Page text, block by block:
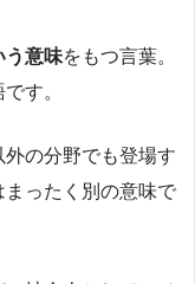
う意味をもつ言葉。
す。
の分野でも登場す
ったく別の意味で